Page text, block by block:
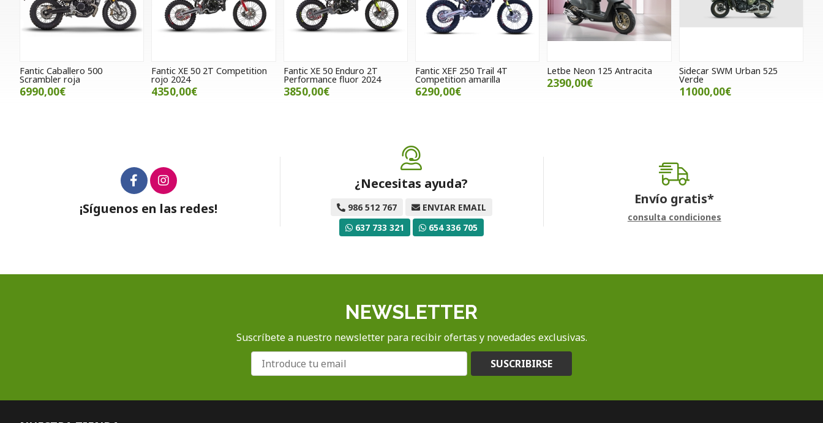
Fantic Caballero 500
Scrambler roja
6990,00€
Fantic XE 50 2T Competition
rojo 2024
4350,00€
Fantic XE 50 Enduro 2T
Performance fluor 2024
3850,00€
Fantic XEF 250 Trail 4T
Competition amarilla
6290,00€
Letbe Neon 125 Antracita
2390,00€
Sidecar SWM Urban 525
Verde
11000,00€
¡Síguenos en las redes!
¿Necesitas ayuda?
986 512 767
ENVIAR EMAIL
637 733 321
654 336 705
Envío gratis*
consulta condiciones
NEWSLETTER
Suscríbete a nuestro newsletter para recibir ofertas y novedades exclusivas.
SUSCRIBIRSE